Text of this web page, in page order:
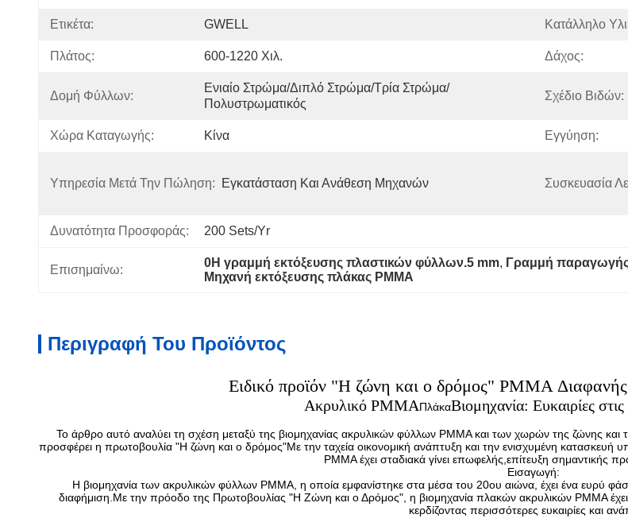
Ετικέτα: GWELL Κατάλληλο
Πλάτος: 600-1220 Χιλ. Δάχος:
Δομή Φύλλων:
Ενιαίο Στρώμα/διπλό Στρώμα/τρία Στρώμα/
Πολυστρωματικός
Σχέδιο Βιδών:
Χώρα Καταγωγής: Κίνα Εγγύηση:
Υπηρεσία Μετά Την Πώληση: Εγκατάσταση Και Ανάθεση Μηχανών Συσκευασία
Δυνατότητα Προσφοράς: 200 Sets/yr
Επισημαίνω:
0Η γραμμή εκτόξευσης πλαστικών φύλλων.5 mm, Γραμμή
Μηχανή εκτόξευσης πλάκας PMMA
Περιγραφή Του Προϊόντος
Ειδικό προϊόν "Η ζώνη και ο δρόμος" PMMA
Ακρυλικό PMMAΠλάκαΒιομηχανία: Ευκαιρίες
Το άρθρο αυτό αναλύει τη σχέση μεταξύ της βιομηχανίας ακρυλικών φύλλων PMMA και των χωρών της ζώνης
προσφέρει η πρωτοβουλία "Η ζώνη και ο δρόμος"Με την ταχεία οικονομική ανάπτυξη και την ενισχυμένη
PMMA έχει σταδιακά γίνει επωφελής,επίτευξη σημαντικής
Εισαγωγή:
Η βιομηχανία των ακρυλικών φύλλων PMMA, η οποία εμφανίστηκε στα μέσα του 20ου αιώνα, έχει ένα ευρύ
διαφήμιση.Με την πρόοδο της Πρωτοβουλίας "Η Ζώνη και ο Δρόμος", η βιομηχανία πλακών ακρυλικών PMMA έχει
κερδίζοντας περισσότερες ευκαιρίες και